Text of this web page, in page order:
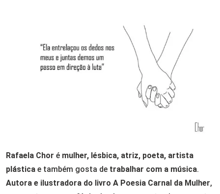
Rafaela Chor é mulher, lésbica, atriz, poeta, artista
plástica e também gosta de trabalhar com a música.
Autora e ilustradora do livro A Poesia Carnal da Mulher,